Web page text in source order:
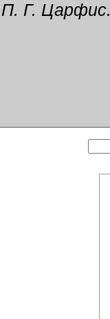
П. Г. Царфис.